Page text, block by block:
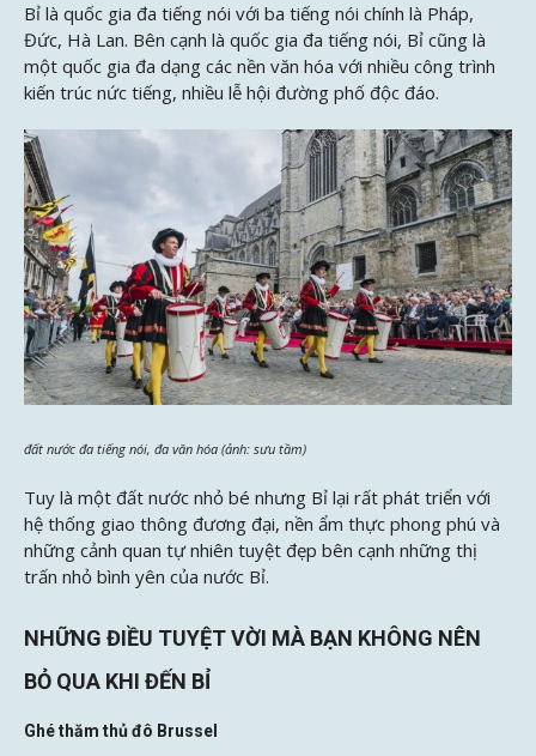
Bỉ là quốc gia đa tiếng nói với ba tiếng nói chính là Pháp,
Đức, Hà Lan. Bên cạnh là quốc gia đa tiếng nói, Bỉ cũng là
một quốc gia đa dạng các nền văn hóa với nhiều công trình
kiến trúc nức tiếng, nhiều lễ hội đường phố độc đáo.
đất nước đa tiếng nói, đa văn hóa (ảnh: sưu tầm)
Tuy là một đất nước nhỏ bé nhưng Bỉ lại rất phát triển với
hệ thống giao thông đương đại, nền ẩm thực phong phú và
những cảnh quan tự nhiên tuyệt đẹp bên cạnh những thị
trấn nhỏ bình yên của nước Bỉ.
NHỮNG ĐIỀU TUYỆT VỜI MÀ BẠN KHÔNG NÊN
BỎ QUA KHI ĐẾN BỈ
Ghé thăm thủ đô Brussel